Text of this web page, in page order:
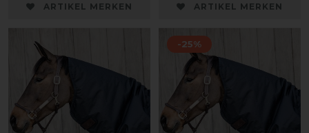
ARTIKEL MERKEN ARTIKEL MERKEN
-25%